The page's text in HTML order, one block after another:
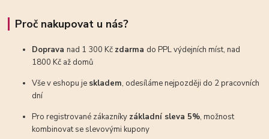
Proč nakupovat u nás?
Dopravanad 1 300 Kč zdarma do PPL výdejních míst, nad
1800 Kč až domů
Vše v eshopu je skladem, odesíláme nejpozději do 2 pracovních
dní
Pro registrované zákazníky základní sleva 5%, možnost
kombinovat se slevovými kupony